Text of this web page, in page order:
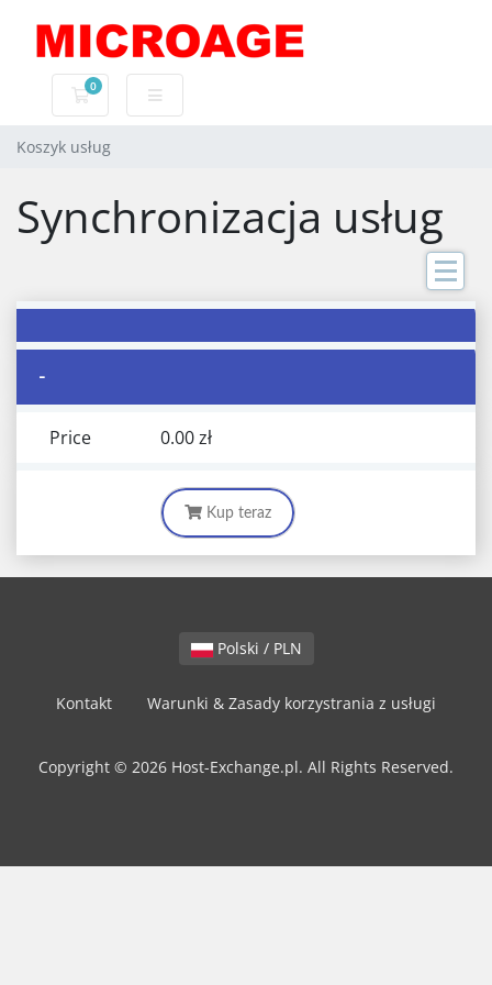
0
Koszyk usług
Koszyk usług
Synchronizacja usług
-
Price 0.00 zł
Kup teraz
Polski / PLN
Kontakt Warunki & Zasady korzystrania z usługi
Copyright © 2026 Host-Exchange.pl. All Rights Reserved.